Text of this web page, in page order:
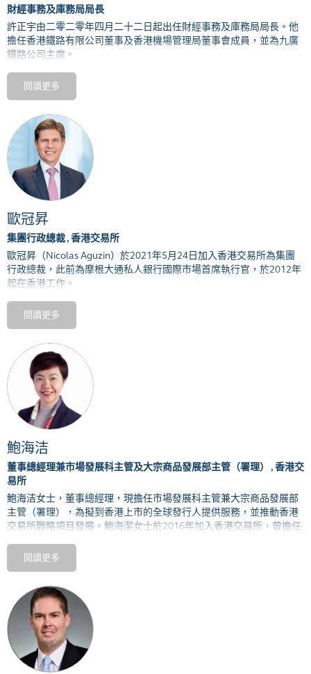
香港特別行政區的大學教育資助委員會主席。
史女士於2001年、2009年及2017年獲香港特別行政區政府先後頒發
銀紫荊星章、金紫荊星章及大紫荊勳章，表揚她在公共服務的貢獻。
財經事務及庫務局局長
許正宇由二零二零年四月二十二日起出任財經事務及庫務局局長。他
擔任香港鐵路有限公司董事及香港機場管理局董事會成員，並為九廣
鐵路公司主席。
在獲委任為局長前，許正宇是香港金融發展局行政總監。他在香港交
易所工作達十三年，曾出任市場發展科董事總經理兼項目管理主管，
特區政府為政務主任，曾被調派到經濟發展科、香港特區政府駐北京
辦事處和民政事務總署服務，亦曾在私人市場一些跨國企業就職。
許正宇曾經出任不同公職，包括香港城市大學校董會、強制性公積金
計劃管理局程序覆檢委員會、香港交易所上市覆核委員會，以及香港
會計師公會紀律小組的成員。
許正宇持有英國牛津大學哲學、政治及經濟系榮譽學士與碩士學位，
以及INSEAD工商管理碩士學位。他亦曾參與史丹福大學行政人員培訓
課程。
閱讀更多
歐冠昇
集團行政總裁 , 香港交易所
歐冠昇（Nicolas Aguzin）於2021年5月24日加入香港交易所為集團
行政總裁，此前為摩根大通私人銀行國際市場首席執行官，於2012年
起在香港工作。
2013年至2020年，歐冠昇為摩根大通亞太區首席執行官，負責領導該
行在區內17個市場的業務，期間掌管摩根大通一些重要的業務拓展，
擁有一家於當地註冊的商業銀行、控股一家證券公司、一家資產管理
公司和一家期貨及期權公司。他擔任亞太區首席執行官一職的同時，
還負責亞太區的投資銀行部門。在歐冠昇領導下，摩根大通成為亞太
區領先的投資銀行之一。
歐冠昇於1990年加入摩根大通出任金融分析師，1990年至2005年期
首席執行官。2008年至2009年他擔任拉丁美洲首席執行官和拉丁美洲
投資銀行主管時，更兼任巴西地區高級主管 。
歐冠昇擁有美國賓夕法尼亞大學沃頓商學院經濟學士學位，精通西班
牙語、葡萄牙語和英語。
閱讀更多
鮑海洁
董事總經理兼市場發展科主管及大宗商品發展部主管（署理） , 香港交
易所
鮑海洁女士，董事總經理， 現擔任市場發展科主管兼大宗商品發展部
主管（署理）
，為擬到香港上市的全球發行人提供服務，並推動香港
交易所戰略項目發展。 鮑海潔女士於2016年加入香港交易所，曾擔任
在加入香港交易所前，鮑女士自
行擔任不同管理
室總管，負責戰略專案、投資者關係和公共關係管理。鮑女士曾全面
負責深圳發展銀行和平安銀行的兩行整合項目。兩行整合完成後，鮑
女士擔任了平安銀行零售
鮑女士於北京大學獲取工商管理碩士學位（金融系）。
閱讀更多